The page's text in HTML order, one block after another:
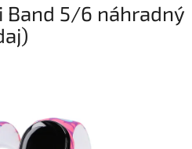
Band 5/6 náhradný